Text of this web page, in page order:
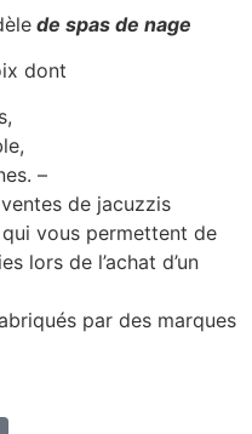
de spas de nage
dont
–
de jacuzzis
vous permettent de
lors de l’achat d’un
par des marques